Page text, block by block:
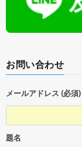
お問い合わせ
メールアドレス (必須)
題名